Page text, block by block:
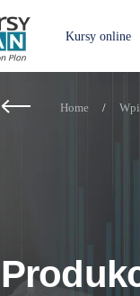
Kursy online
Home /